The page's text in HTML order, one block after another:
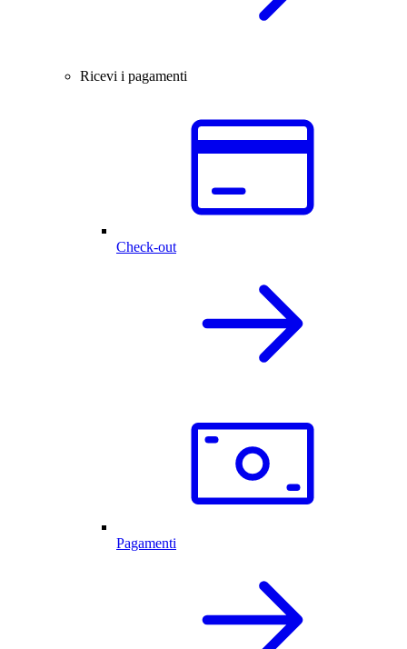
Ricevi i pagamenti
Check-out
Pagamenti